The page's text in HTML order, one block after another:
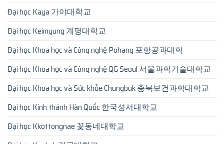
Đại học Kaya 가야대학교
Đại học Keimyung 계명대학교
Đại học Khoa học và Công nghệ Pohang 포항공과대학
Đại học Khoa học và Công nghệ QG Seoul 서울과학기술대학교
Đại học Khoa học và Sức khỏe Chungbuk 충북보건과학대학교
Đại học Kinh thánh Hàn Quốc 한국성서대학교
Đại học Kkottongnae 꽃동네대학교